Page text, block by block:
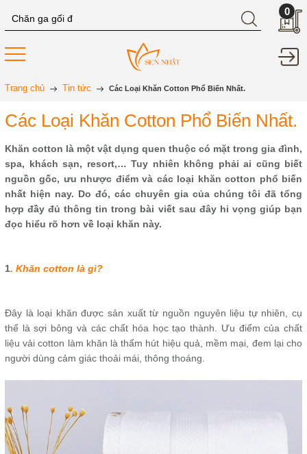
0
Trang chủ Tin tức Các Loại Khăn Cotton Phổ Biến Nhất.
Các Loại Khăn Cotton Phổ Biến Nhất.
Khăn cotton là một vật dụng quen thuộc có mặt trong gia đình,
spa, khách sạn, resort,… Tuy nhiên không phải ai cũng biết
nguồn gốc, ưu nhược điểm và các loại khăn cotton phổ biến
nhất hiện nay. Do đó, các chuyên gia của chúng tôi đã tổng
hợp đầy đủ thông tin trong bài viết sau đây hi vọng giúp bạn
đọc hiểu rõ hơn về loại khăn này.
1. Khăn cotton là gì?
Đây là loại khăn được sản xuất từ nguồn nguyên liệu tự nhiên, cụ
thể là sợi bông và các chất hóa học tạo thành. Ưu điểm của chất
liệu vải cotton làm khăn là thấm hút hiệu quả, mềm mại, đem lại cho
người dùng cảm giác thoải mái, thông thoáng.